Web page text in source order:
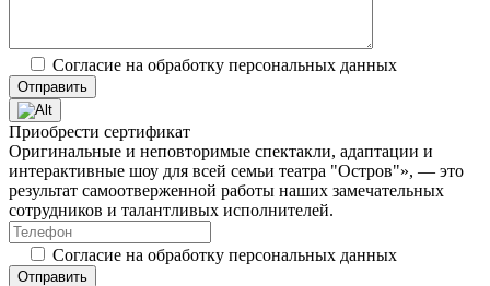
Согласие на обработку персональных данных
Приобрести сертификат
Оригинальные и неповторимые спектакли, адаптации и
интерактивные шоу для всей семьи театра "Остров"», — это
результат самоотверженной работы наших замечательных
сотрудников и талантливых исполнителей.
Согласие на обработку персональных данных